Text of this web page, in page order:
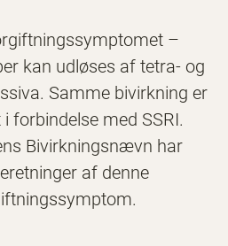
–
kan udløses af tetra- og
Samme bivirkning er
forbindelse med SSRI.
Bivirkningsnævn har
af denne